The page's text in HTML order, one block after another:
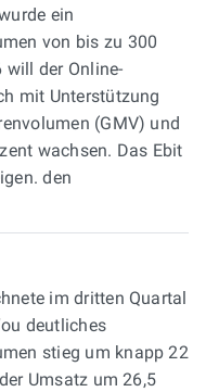
ein
von bis zu 300
der Online-
mit Unterstützung
(GMV) und
wachsen. Das Ebit
den
im dritten Quartal
deutliches
stieg um knapp 22
Umsatz um 26,5